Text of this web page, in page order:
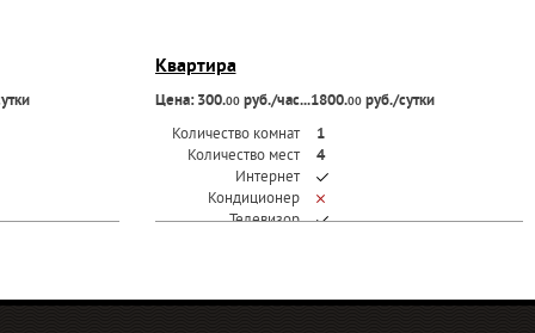
Квартира
Цена: 300.00руб./час...1800.00руб./сутки
Количество комнат
1
Количество мест
4
Интернет
Кондиционер
Телевизор